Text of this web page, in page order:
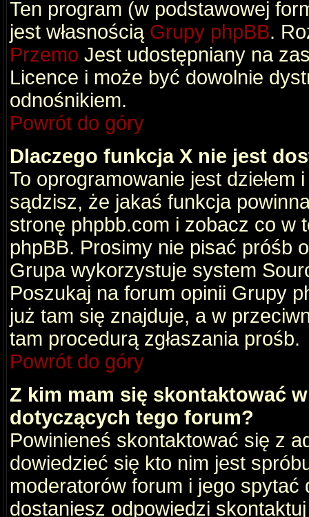
Ten program (w podstawowej
jest własnością Grupy phpBB.
Przemo Jest udostępniany na
Licence i może być dowolnie
odnośnikiem.
Powrót do góry
Dlaczego funkcja X nie jest
To oprogramowanie jest dziełem
sądzisz, że jakaś funkcja
stronę phpbb.com i zobacz co w
phpBB. Prosimy nie pisać próśb
Grupa wykorzystuje system
Poszukaj na forum opinii Grupy
już tam się znajduje, a w
tam procedurą zgłaszania prośb.
Powrót do góry
Z kim mam się skontaktować
dotyczących tego forum?
Powinieneś skontaktować się z
dowiedzieć się kto nim jest
moderatorów forum i jego
dostaniesz odpowiedzi